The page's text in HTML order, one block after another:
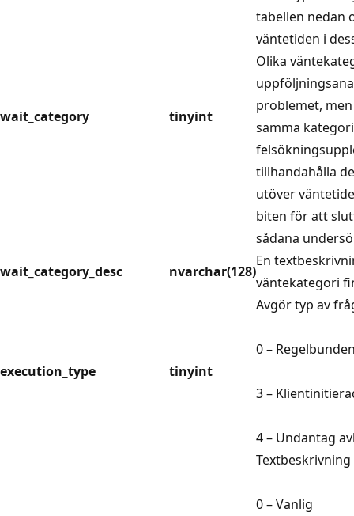
wait_category tinyint
tabellen nedan
väntetiden i
Olika
problemet,
samma
tillhandahålla
utöver
biten för att
sådana
wait_category_desc
nvarchar(128)
En
väntekategori
execution_type tinyint
Avgör typ av
0 –
3 –
4 – Undantag
0 – Vanlig